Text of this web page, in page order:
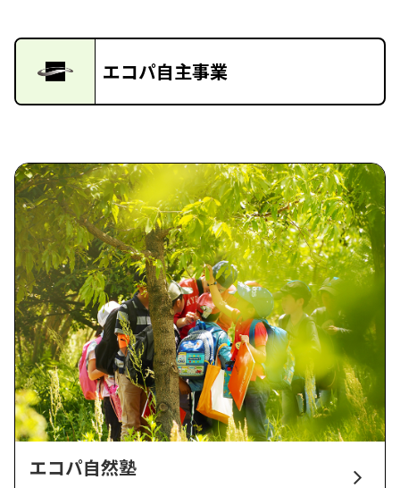
エコパ自主事業
エコパ自然塾